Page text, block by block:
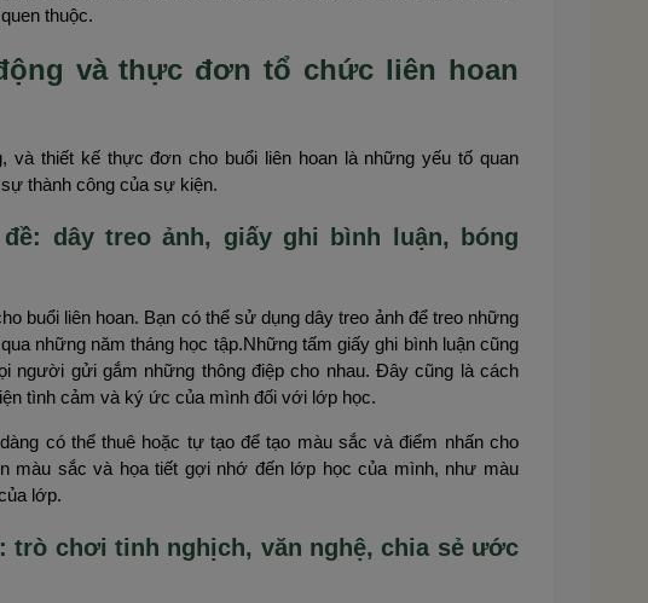
thuộc.
và thực đơn tổ chức liên hoan
và thiết kế thực đơn cho buổi liên hoan là những yếu tố quan
thành công của sự kiện.
dây treo ảnh, giấy ghi bình luận, bóng
buổi liên hoan. Bạn có thể sử dụng dây treo ảnh để treo những
những năm tháng học tập.Những tấm giấy ghi bình luận cũng
người gửi gắm những thông điệp cho nhau. Đây cũng là cách
tình cảm và ký ức của mình đối với lớp học.
có thể thuê hoặc tự tạo để tạo màu sắc và điểm nhấn cho
màu sắc và họa tiết gợi nhớ đến lớp học của mình, như màu
lớp.
trò chơi tinh nghịch, văn nghệ, chia sẻ ước